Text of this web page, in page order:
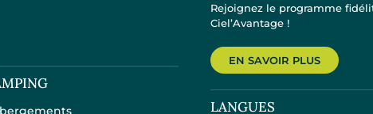
Rejoignez le programme
Ciel’Avantage !
EN SAVOIR PLUS
LANGUES